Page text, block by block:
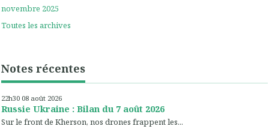
novembre 2025
Toutes les archives
Notes récentes
22h30 08 août 2026
Russie Ukraine : Bilan du 7 août 2026
Sur le front de Kherson, nos drones frappent les...